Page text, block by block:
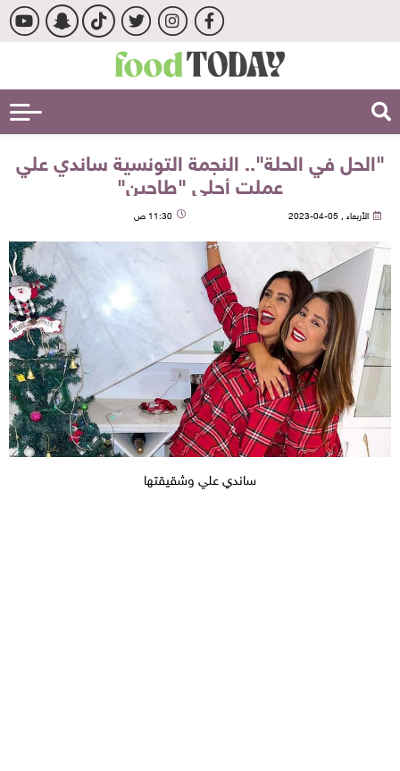
"الحل في الحلة".. النجمة التونسية ساندي علي
عملت أحلى "طاجين"
الأربعاء , 05-04-2023 11:30 ص
ساندي علي وشقيقتها